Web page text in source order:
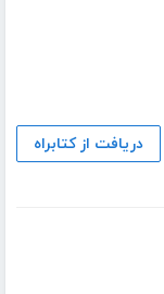
دریافت از کتابراه